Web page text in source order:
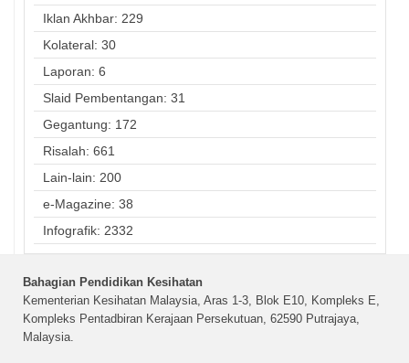
Iklan Akhbar: 229
Kolateral: 30
Laporan: 6
Slaid Pembentangan: 31
Gegantung: 172
Risalah: 661
Lain-lain: 200
e-Magazine: 38
Infografik: 2332
Bahagian Pendidikan Kesihatan
Kementerian Kesihatan Malaysia, Aras 1-3, Blok E10, Kompleks E,
Kompleks Pentadbiran Kerajaan Persekutuan, 62590 Putrajaya,
Malaysia.